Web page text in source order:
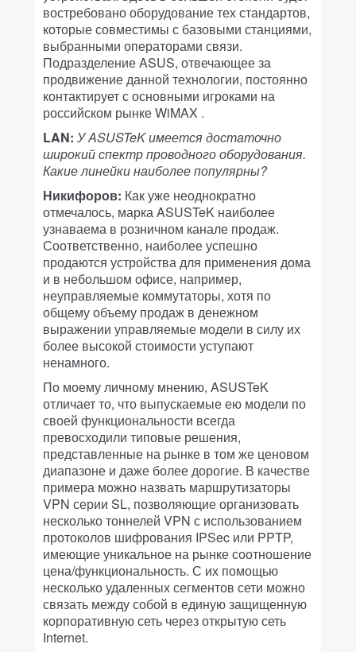
востребовано оборудование тех стандартов,
которые совместимы с базовыми станциями,
выбранными операторами связи.
Подразделение ASUS, отвечающее за
продвижение данной технологии, постоянно
контактирует с основными игроками на
российском рынке WiMAX .
LAN: У ASUSTeK имеется достаточно
широкий спектр проводного оборудования.
Какие линейки наиболее популярны?
Никифоров: Как уже неоднократно
отмечалось, марка ASUSTeK наиболее
узнаваема в розничном канале продаж.
Соответственно, наиболее успешно
продаются устройства для применения дома
и в небольшом офисе, например,
неуправляемые коммутаторы, хотя по
общему объему продаж в денежном
выражении управляемые модели в силу их
более высокой стоимости уступают
ненамного.
По моему личному мнению, ASUSTeK
отличает то, что выпускаемые ею модели по
своей функциональности всегда
превосходили типовые решения,
представленные на рынке в том же ценовом
диапазоне и даже более дорогие. В качестве
примера можно назвать маршрутизаторы
VPN серии SL, позволяющие организовать
несколько тоннелей VPN с использованием
протоколов шифрования IPSec или PPTP,
имеющие уникальное на рынке соотношение
цена/функциональность. С их помощью
несколько удаленных сегментов сети можно
связать между собой в единую защищенную
корпоративную сеть через открытую сеть
Internet.